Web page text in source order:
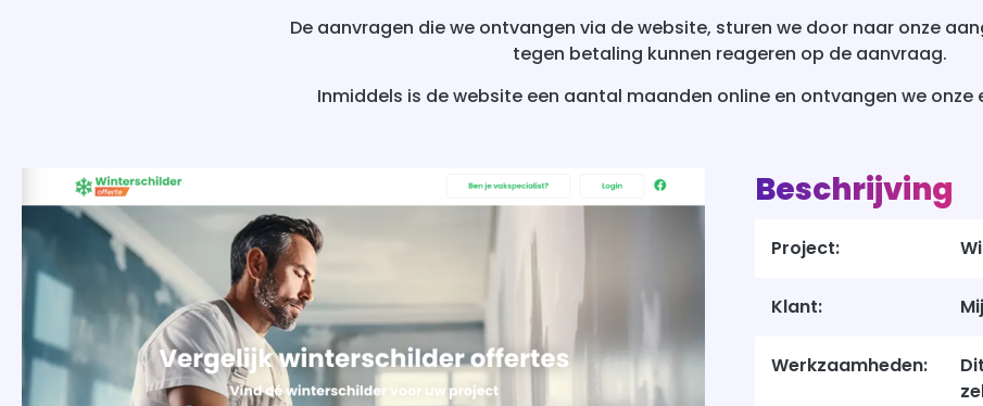
De aanvragen die we ontvangen via de website, sturen we door naar onze
tegen betaling kunnen reageren op de aanvraag.
Inmiddels is de website een aantal maanden online en ontvangen we onze
Beschrijving
Project:
Klant:
Werkzaamheden: